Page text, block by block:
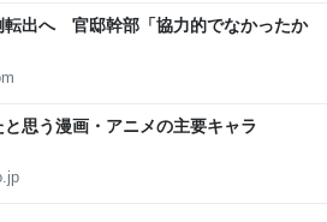
転出へ 官邸幹部「協力的でなかったか
思う漫画・アニメの主要キャラ